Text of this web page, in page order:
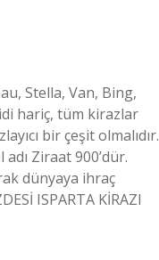
Stella, Van, Bing,
hariç, tüm kirazlar
bir çeşit olmalıdır.
Ziraat 900’dür.
dünyaya ihraç
ISPARTA KİRAZI